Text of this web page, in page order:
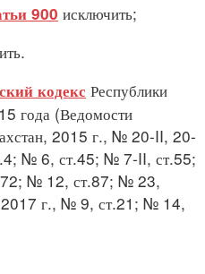
900 исключить;
кодекс Республики
года (Ведомости
2015 г., № 20-II, 20-
№ 6, ст.45; № 7-II, ст.55;
№ 12, ст.87; № 23,
г., № 9, ст.21; № 14,